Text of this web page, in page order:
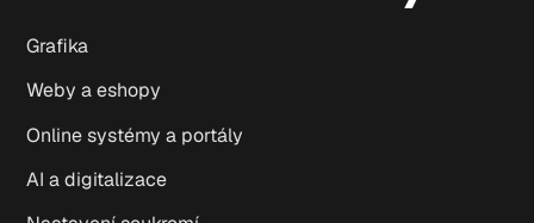
Grafika
Weby a eshopy
Online systémy a portály
AI a digitalizace